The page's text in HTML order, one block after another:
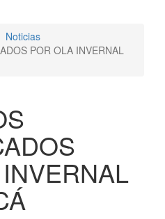
Noticias
POR OLA INVERNAL